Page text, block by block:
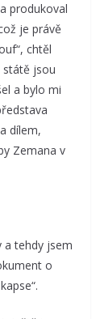
produkoval
je právě
chtěl
státě jsou
a bylo mi
dílem,
Zemana v
a tehdy jsem
o